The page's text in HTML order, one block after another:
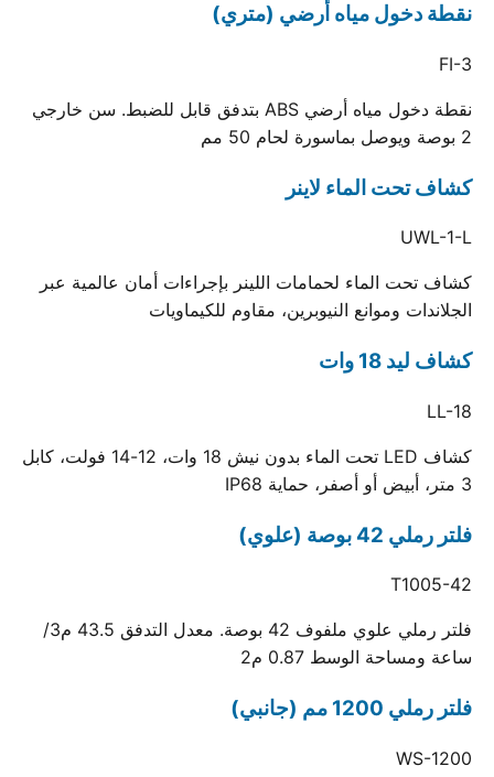
نقطة دخول مياه أرضي (متري)
FI-3
نقطة دخول مياه أرضي ABS بتدفق قابل للضبط. سن خارجي
2 بوصة ويوصل بماسورة لحام 50 مم
كشاف تحت الماء لاينر
UWL-1-L
كشاف تحت الماء لحمامات اللينر بإجراءات أمان عالمية عبر
الجلاندات وموانع النيوبرين، مقاوم للكيماويات
كشاف ليد 18 وات
LL-18
كشاف LED تحت الماء بدون نيش 18 وات، 12-14 فولت، كابل
3 متر، أبيض أو أصفر، حماية IP68
فلتر رملي 42 بوصة (علوي)
T1005-42
فلتر رملي علوي ملفوف 42 بوصة. معدل التدفق 43.5 م3/
ساعة ومساحة الوسط 0.87 م2
فلتر رملي 1200 مم (جانبي)
WS-1200